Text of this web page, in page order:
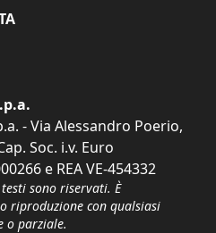
- Via Alessandro Poerio,
Soc. i.v. Euro
e REA VE-454332
sono riservati. È
riproduzione con qualsiasi
o parziale.